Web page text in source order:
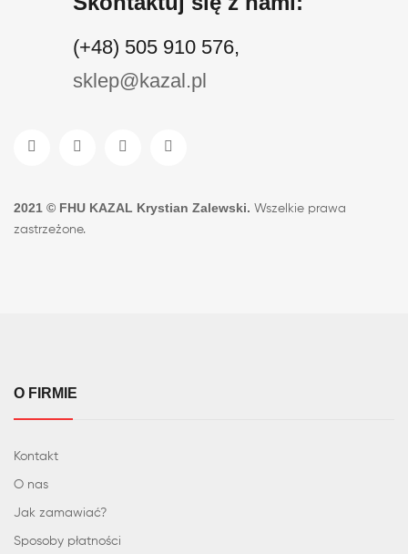
(+48) 505 910 576,
sklep@kazal.pl
2021 © FHU KAZAL Krystian Zalewski. Wszelkie prawa
zastrzeżone.
O FIRMIE
Kontakt
O nas
Jak zamawiać?
Sposoby płatności